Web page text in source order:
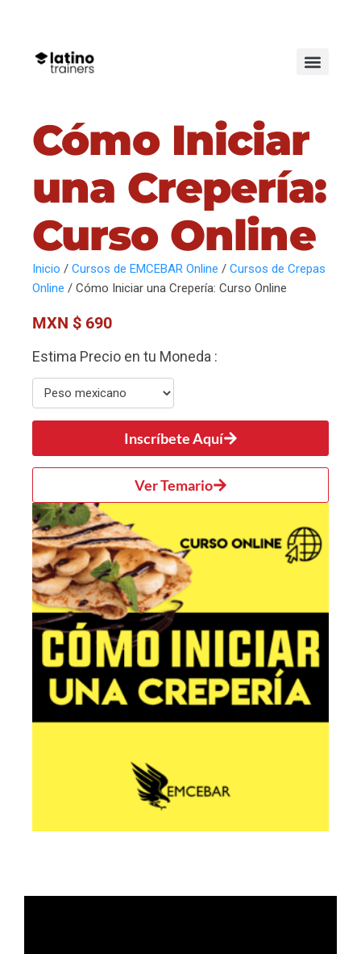
Cómo Iniciar
una Crepería:
Curso Online
Inicio / Cursos de EMCEBAR Online / Cursos de Crepas
Online / Cómo Iniciar una Crepería: Curso Online
MXN $ 690
Estima Precio en tu Moneda :
Inscríbete Aquí
Ver Temario